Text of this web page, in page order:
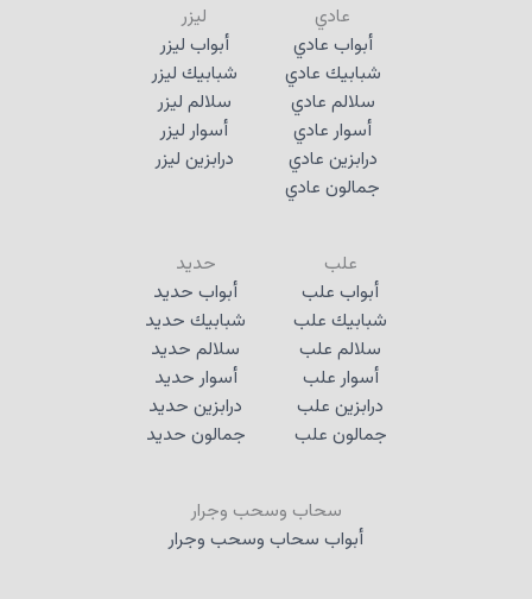
عادي
أبواب عادي
شبابيك عادي
سلالم عادي
أسوار عادي
درابزين عادي
جمالون عادي
ليزر
أبواب ليزر
شبابيك ليزر
سلالم ليزر
أسوار ليزر
درابزين ليزر
علب
أبواب علب
شبابيك علب
سلالم علب
أسوار علب
درابزين علب
جمالون علب
حديد
أبواب حديد
شبابيك حديد
سلالم حديد
أسوار حديد
درابزين حديد
جمالون حديد
سحاب وسحب وجرار
أبواب سحاب وسحب وجرار